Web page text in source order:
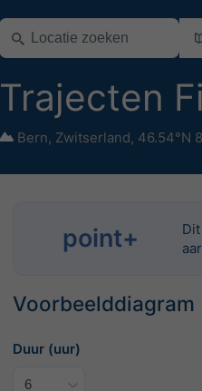
Trajecten
Bern, Zwitserland, 46.54°N
point+
Voorbeelddiagram
Duur (uur)